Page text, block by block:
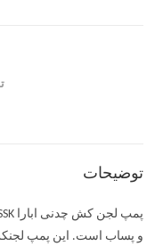
توضیحات
و پساب است. این پمپ